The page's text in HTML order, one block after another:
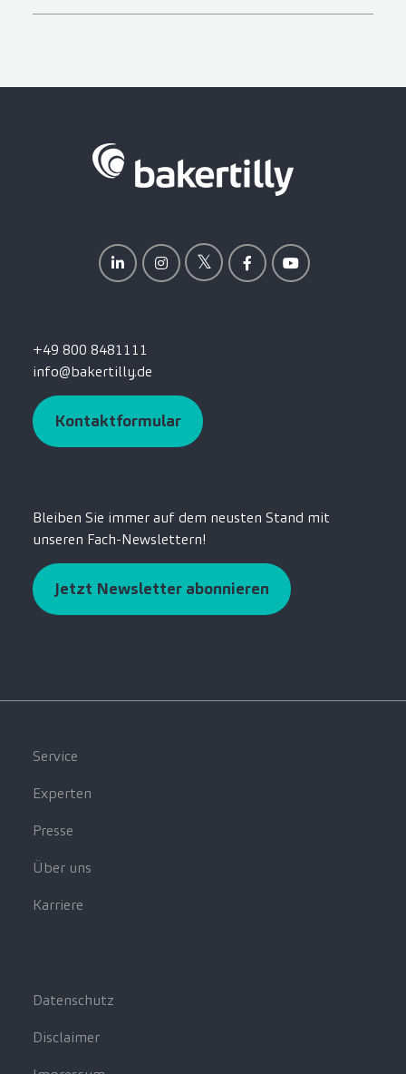
+49 800 8481111
info@bakertilly.de
Kontaktformular
Bleiben Sie immer auf dem neusten Stand mit
unseren Fach-Newslettern!
Jetzt Newsletter abonnieren
Service
Experten
Presse
Über uns
Karriere
Datenschutz
Disclaimer